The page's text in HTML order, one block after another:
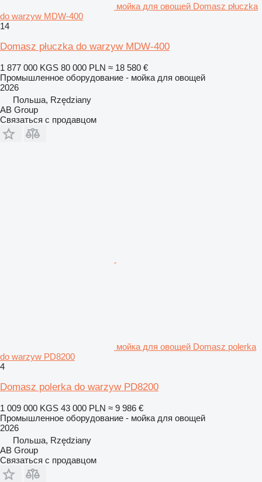
мойка для овощей Domasz płuczka
do warzyw MDW-400
14
Domasz płuczka do warzyw MDW-400
1 877 000 KGS 80 000 PLN ≈ 18 580 €
Промышленное оборудование - мойка для овощей
2026
Польша, Rzędziany
AB Group
Связаться с продавцом
мойка для овощей Domasz polerka
do warzyw PD8200
4
Domasz polerka do warzyw PD8200
1 009 000 KGS 43 000 PLN ≈ 9 986 €
Промышленное оборудование - мойка для овощей
2026
Польша, Rzędziany
AB Group
Связаться с продавцом